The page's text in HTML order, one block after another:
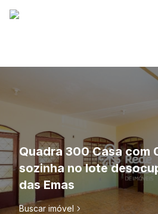
Quadra 300 Casa com
sozinha no lote
das Emas
Buscar imóvel